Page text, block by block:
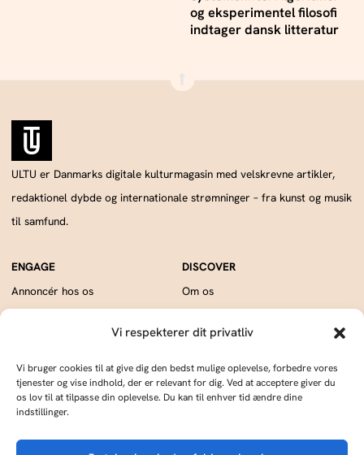
Vi respekterer dit privatliv
Vi bruger cookies til at give dig den bedst mulige oplevelse, forbedre vores
tjenester og vise indhold, der er relevant for dig. Ved at acceptere giver du
os lov til at tilpasse din oplevelse. Du kan til enhver tid ændre dine
indstillinger.
og eksperimentel filosofi
indtager dansk litteratur
ULTU er Danmarks digitale kulturmagasin med velskrevne artikler,
redaktionel dybde og internationale strømninger – fra kunst og musik
til samfund.
Annoncér hos os
Om os
ULTU drives af Publish Tower, en del af A & R. CVR: DK18366193.. © 2026 A & R.
Alle rettigheder forbeholdes.
Cookie Policy Privacy Statement